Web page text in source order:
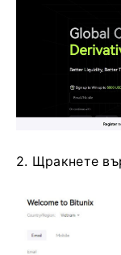
2. Щракнете